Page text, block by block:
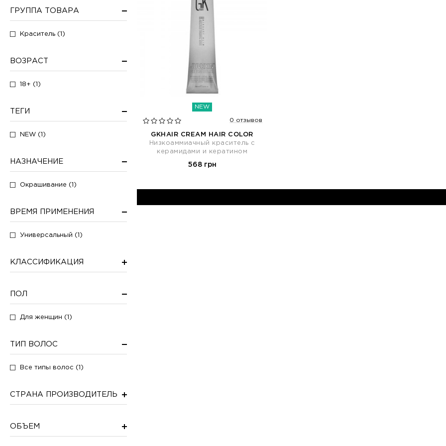
ГРУППА ТОВАРА
Краситель (1)
ВОЗРАСТ
18+ (1)
ТЕГИ
NEW (1)
НАЗНАЧЕНИЕ
Окрашивание (1)
ВРЕМЯ ПРИМЕНЕНИЯ
Универсальный (1)
КЛАССИФИКАЦИЯ
ПОЛ
Для женщин (1)
ТИП ВОЛОС
Все типы волос (1)
СТРАНА ПРОИЗВОДИТЕЛЬ
ОБЪЕМ
NEW
0 отзывов
GKHAIR CREAM HAIR COLOR
Низкоаммиачный краситель с
керамидами и кератином
568 грн